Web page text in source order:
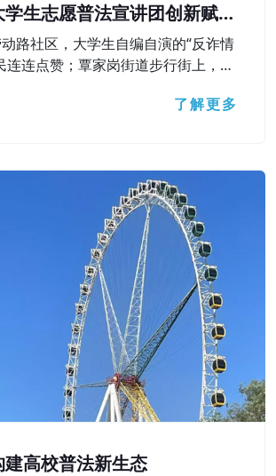
生志愿普法宣讲团创新赋能
路路社区，大学生自编自演的“反诈情
连连点赞；覃家岗街道步行街上，一
、高空抛物责任等法律知识了解更多
高校普法新生态